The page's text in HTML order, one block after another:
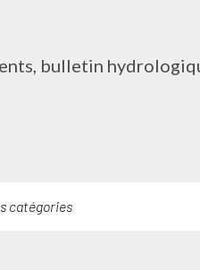
bulletin
catégories